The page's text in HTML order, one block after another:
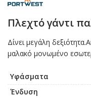
Πλεχτό γάντι
Δίνει μεγάλη
μαλακό μονωμένο
Υφάσματα
Ένδυση